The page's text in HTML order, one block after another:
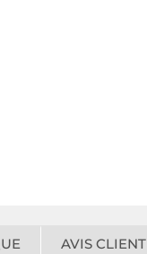
AVIS CLIENT